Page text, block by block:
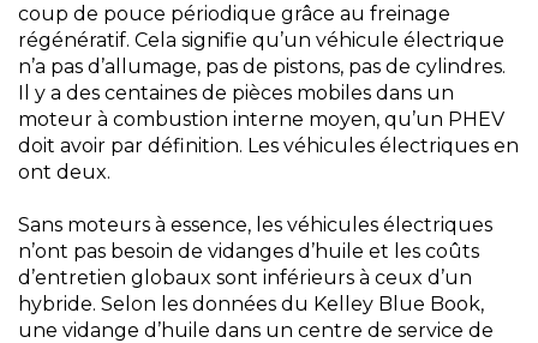
coup de pouce périodique grâce au freinage
régénératif. Cela signifie qu’un véhicule électrique
n’a pas d’allumage, pas de pistons, pas de cylindres.
Il y a des centaines de pièces mobiles dans un
moteur à combustion interne moyen, qu’un PHEV
doit avoir par définition. Les véhicules électriques en
ont deux.
Sans moteurs à essence, les véhicules électriques
n’ont pas besoin de vidanges d’huile et les coûts
d’entretien globaux sont inférieurs à ceux d’un
hybride. Selon les données du Kelley Blue Book,
une vidange d’huile dans un centre de service de